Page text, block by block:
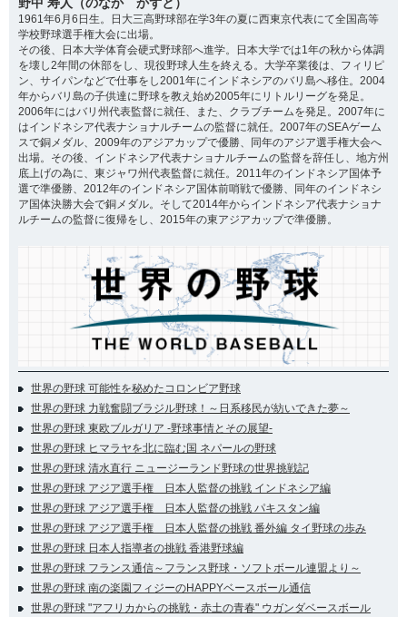
1961年6月6日生。日大三高野球部在学3年の夏に西東京代表にて全国高等
学校野球選手権大会に出場。
その後、日本大学体育会硬式野球部へ進学。日本大学では1年の秋から体調
を壊し2年間の休部をし、現役野球人生を終える。大学卒業後は、フィリピ
ン、サイパンなどで仕事をし2001年にインドネシアのバリ島へ移住。2004
年からバリ島の子供達に野球を教え始め2005年にリトルリーグを発足。
2006年にはバリ州代表監督に就任、また、クラブチームを発足。2007年に
はインドネシア代表ナショナルチームの監督に就任。2007年のSEAゲーム
スで銅メダル、2009年のアジアカップで優勝、同年のアジア選手権大会へ
出場。その後、インドネシア代表ナショナルチームの監督を辞任し、地方州
底上げの為に、東ジャワ州代表監督に就任。2011年のインドネシア国体予
選で準優勝、2012年のインドネシア国体前哨戦で優勝、同年のインドネシ
ア国体決勝大会で銅メダル。そして2014年からインドネシア代表ナショナ
ルチームの監督に復帰をし、2015年の東アジアカップで準優勝。
世界の野球 可能性を秘めたコロンビア野球
世界の野球 力戦奮闘ブラジル野球！～日系移民が紡いできた夢～
世界の野球 東欧ブルガリア -野球事情とその展望-
世界の野球 ヒマラヤを北に臨む国 ネパールの野球
世界の野球 清水直行 ニュージーランド野球の世界挑戦記
世界の野球 アジア選手権 日本人監督の挑戦 インドネシア編
世界の野球 アジア選手権 日本人監督の挑戦 パキスタン編
世界の野球 アジア選手権 日本人監督の挑戦 番外編 タイ野球の歩み
世界の野球 日本人指導者の挑戦 香港野球編
世界の野球 フランス通信～フランス野球・ソフトボール連盟より～
世界の野球 南の楽園フィジーのHAPPYベースボール通信
世界の野球 "アフリカからの挑戦・赤土の青春" ウガンダベースボール